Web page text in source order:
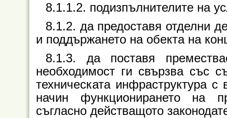
8.1.1.2. подизпълнителите на
8.1.2. да предоставя отделни
и поддържането на обекта на
8.1.3. да поставя
необходимост ги свързва със
техническата инфраструктура
начин функционирането на
съгласно действащото